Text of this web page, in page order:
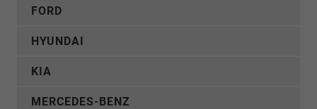
FORD
HYUNDAI
KIA
MERCEDES-BENZ